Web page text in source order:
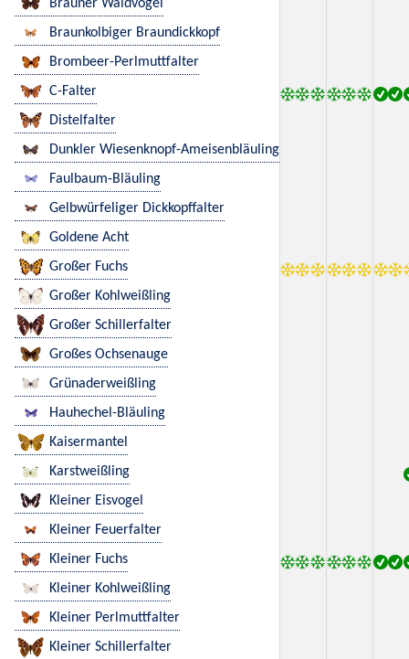
Brauner Waldvogel
Braunkolbiger Braundickkopf
Brombeer-Perlmuttfalter
C-Falter
Distelfalter
Dunkler Wiesenknopf-Ameisenbläuling
Faulbaum-Bläuling
Gelbwürfeliger Dickkopffalter
Goldene Acht
Großer Fuchs
Großer Kohlweißling
Großer Schillerfalter
Großes Ochsenauge
Grünaderweißling
Hauhechel-Bläuling
Kaisermantel
Karstweißling
Kleiner Eisvogel
Kleiner Feuerfalter
Kleiner Fuchs
Kleiner Kohlweißling
Kleiner Perlmuttfalter
Kleiner Schillerfalter